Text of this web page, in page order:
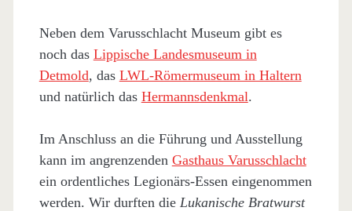
Neben dem Varusschlacht Museum gibt es
noch das Lippische Landesmuseum in
Detmold, das LWL-Römermuseum in Haltern
und natürlich das Hermannsdenkmal.
Im Anschluss an die Führung und Ausstellung
kann im angrenzenden Gasthaus Varusschlacht
ein ordentliches Legionärs-Essen eingenommen
werden. Wir durften die Lukanische Bratwurst